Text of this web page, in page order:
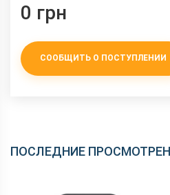
0 грн
СООБЩИТЬ О ПОСТУПЛЕНИИ
ПОСЛЕДНИЕ